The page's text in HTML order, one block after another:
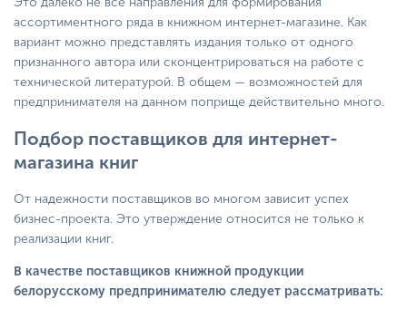
ассортиментного ряда в книжном интернет-магазине. Как
вариант можно представлять издания только от одного
признанного автора или сконцентрироваться на работе с
технической литературой. В общем — возможностей для
предпринимателя на данном поприще действительно много.
Подбор поставщиков для интернет-
магазина книг
От надежности поставщиков во многом зависит успех
бизнес-проекта. Это утверждение относится не только к
реализации книг.
В качестве поставщиков книжной продукции
белорусскому предпринимателю следует рассматривать: